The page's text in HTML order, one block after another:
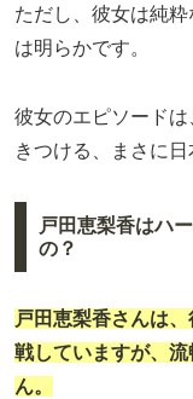
ただし、彼女は純
は明らかです。
彼女のエピソードは
きつける、まさに日
戸田恵梨香はハ
の？
戸田恵梨香さんは
戦していますが、
ん。